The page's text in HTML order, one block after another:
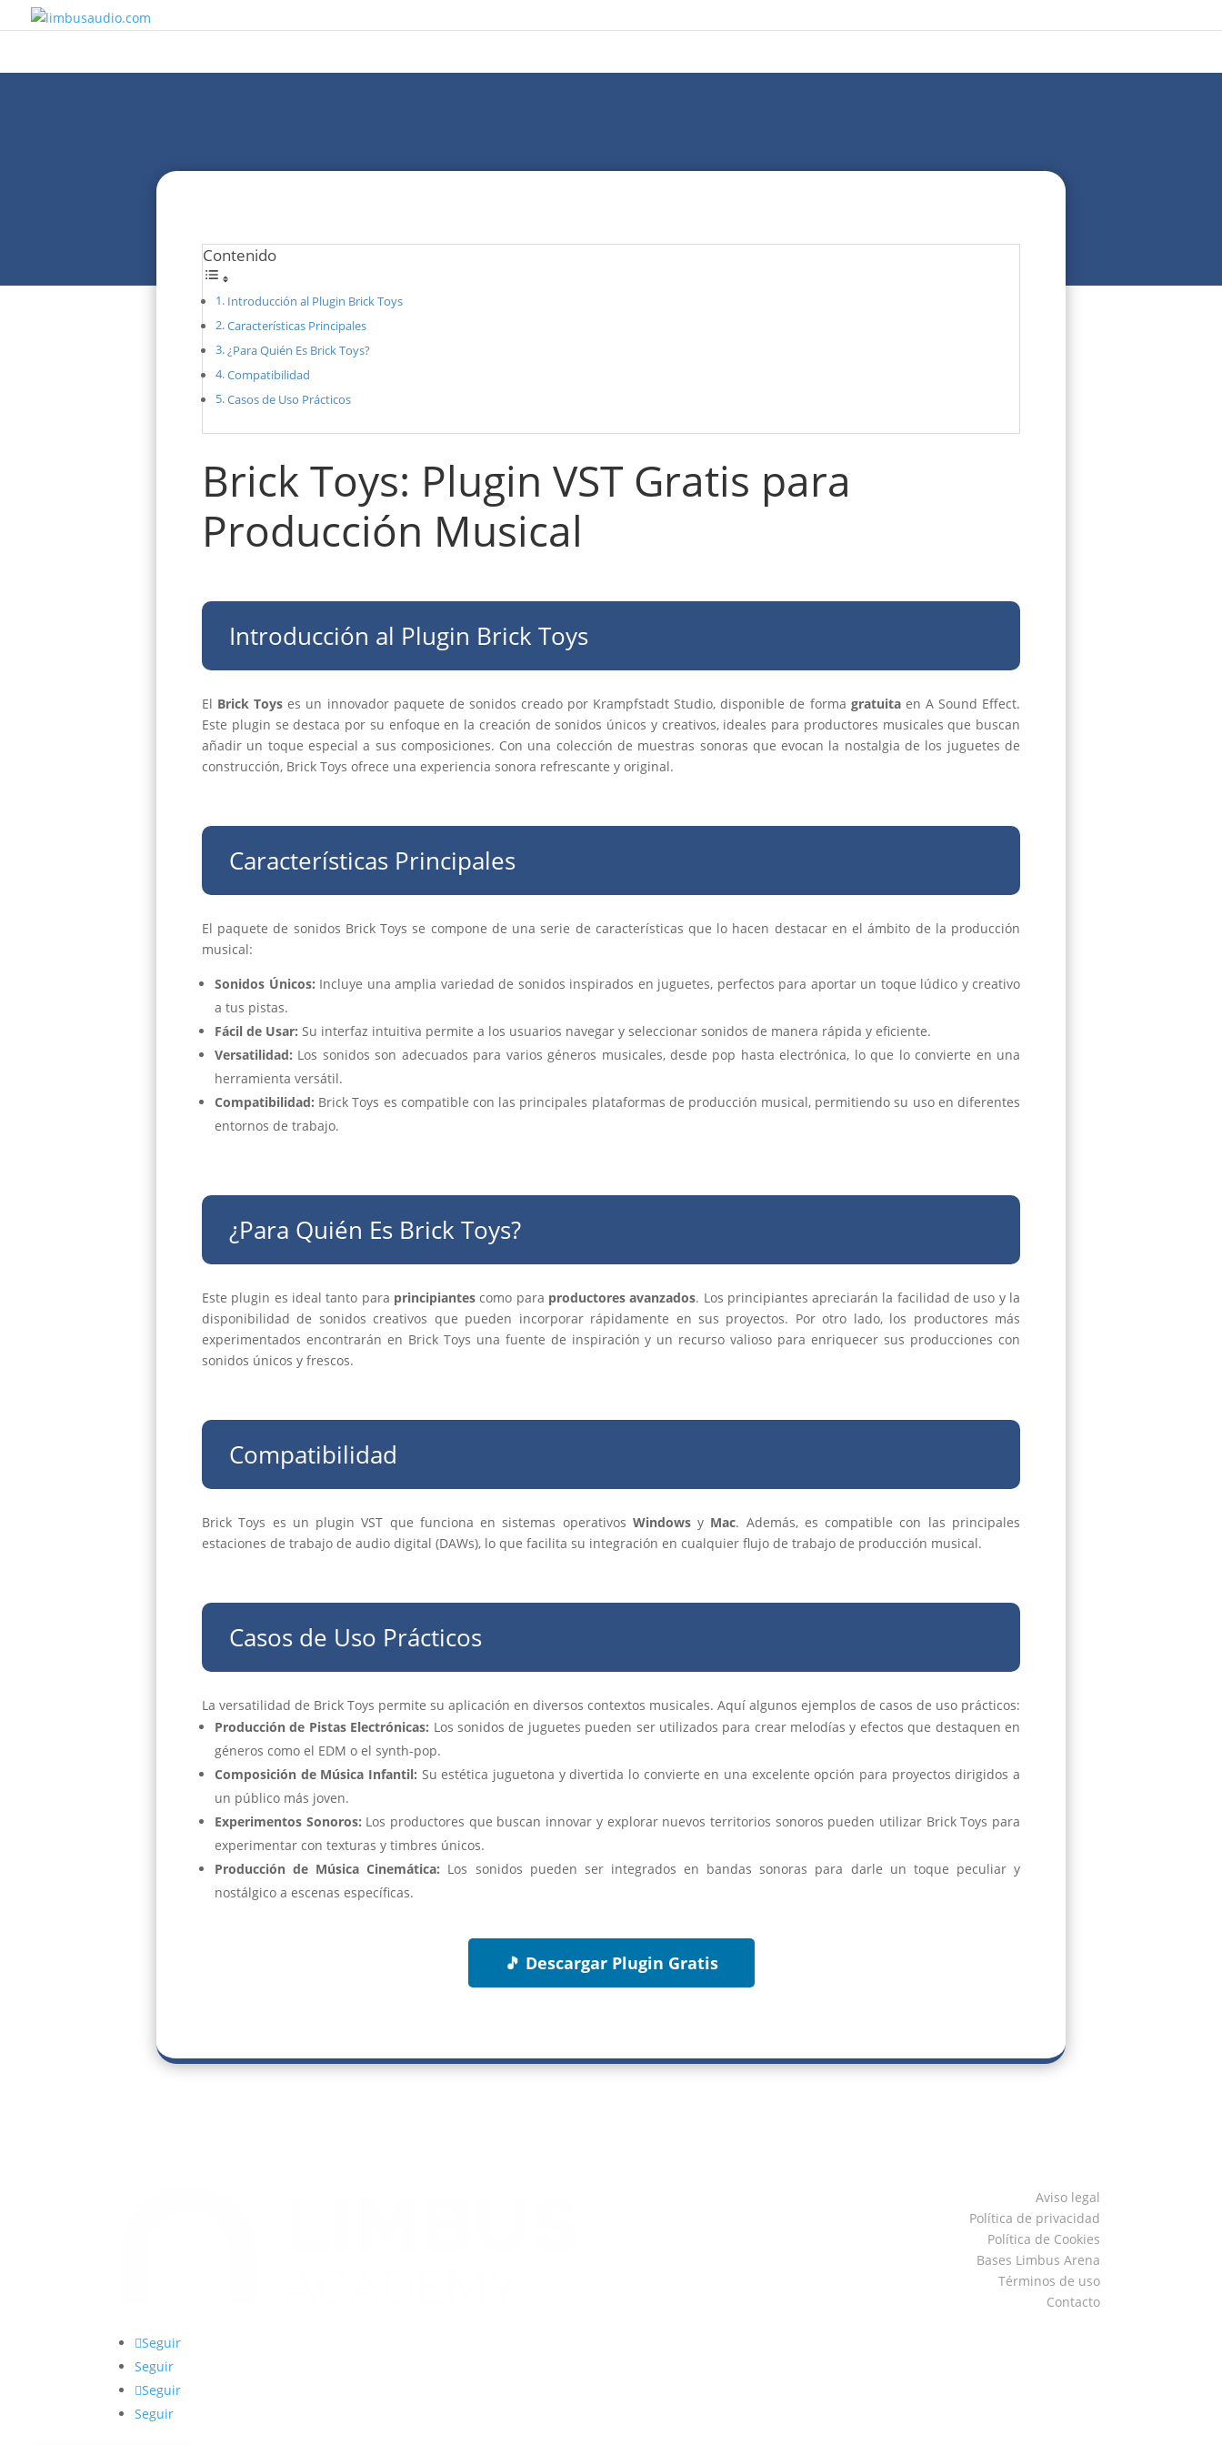
Contenido
Introducción al Plugin Brick Toys
Características Principales
¿Para Quién Es Brick Toys?
Compatibilidad
Casos de Uso Prácticos
Brick Toys: Plugin VST Gratis para
Producción Musical
Introducción al Plugin Brick Toys
El Brick Toys es un innovador paquete de sonidos creado por Krampfstadt Studio, disponible de forma gratuitaen A Sound Effect.
Este plugin se destaca por su enfoque en la creación de sonidos únicos y creativos, ideales para productores musicales que buscan
añadir un toque especial a sus composiciones. Con una colección de muestras sonoras que evocan la nostalgia de los juguetes de
construcción, Brick Toys ofrece una experiencia sonora refrescante y original.
Características Principales
El paquete de sonidos Brick Toys se compone de una serie de características que lo hacen destacar en el ámbito de la producción
musical:
Sonidos Únicos: Incluye una amplia variedad de sonidos inspirados en juguetes, perfectos para aportar un toque lúdico y creativo
a tus pistas.
Fácil de Usar: Su interfaz intuitiva permite a los usuarios navegar y seleccionar sonidos de manera rápida y eficiente.
Versatilidad: Los sonidos son adecuados para varios géneros musicales, desde pop hasta electrónica, lo que lo convierte en una
herramienta versátil.
Compatibilidad: Brick Toys es compatible con las principales plataformas de producción musical, permitiendo su uso en diferentes
entornos de trabajo.
¿Para Quién Es Brick Toys?
Este plugin es ideal tanto para principiantescomo para productores avanzados. Los principiantes apreciarán la facilidad de uso y la
disponibilidad de sonidos creativos que pueden incorporar rápidamente en sus proyectos. Por otro lado, los productores más
experimentados encontrarán en Brick Toys una fuente de inspiración y un recurso valioso para enriquecer sus producciones con
sonidos únicos y frescos.
Compatibilidad
Brick Toys es un plugin VST que funciona en sistemas operativos Windowsy Mac. Además, es compatible con las principales
estaciones de trabajo de audio digital (DAWs), lo que facilita su integración en cualquier flujo de trabajo de producción musical.
Casos de Uso Prácticos
La versatilidad de Brick Toys permite su aplicación en diversos contextos musicales. Aquí algunos ejemplos de casos de uso prácticos:
Producción de Pistas Electrónicas: Los sonidos de juguetes pueden ser utilizados para crear melodías y efectos que destaquen en
géneros como el EDM o el synth-pop.
Composición de Música Infantil: Su estética juguetona y divertida lo convierte en una excelente opción para proyectos dirigidos a
un público más joven.
Experimentos Sonoros: Los productores que buscan innovar y explorar nuevos territorios sonoros pueden utilizar Brick Toys para
experimentar con texturas y timbres únicos.
Producción de Música Cinemática: Los sonidos pueden ser integrados en bandas sonoras para darle un toque peculiar y
nostálgico a escenas específicas.
🎵 Descargar Plugin Gratis
Seguir
Seguir
Seguir
Seguir
Aviso legal
Política de privacidad
Política de Cookies
Bases Limbus Arena
Términos de uso
Contacto